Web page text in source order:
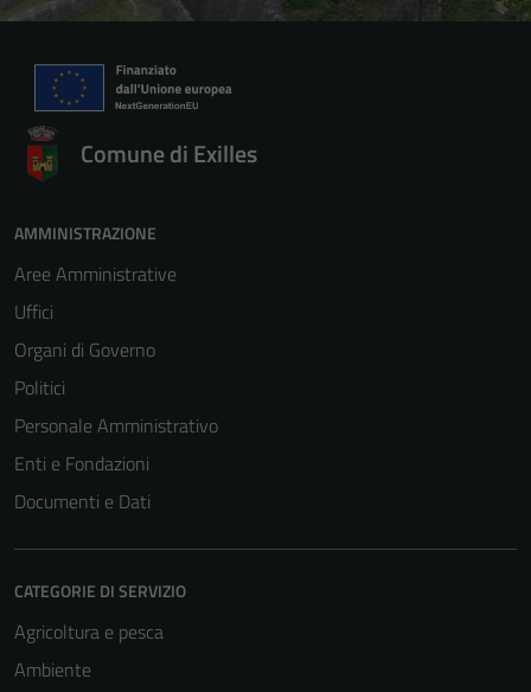
Comune di Exilles
AMMINISTRAZIONE
Aree Amministrative
Uffici
Organi di Governo
Politici
Personale Amministrativo
Enti e Fondazioni
Documenti e Dati
CATEGORIE DI SERVIZIO
Agricoltura e pesca
Ambiente